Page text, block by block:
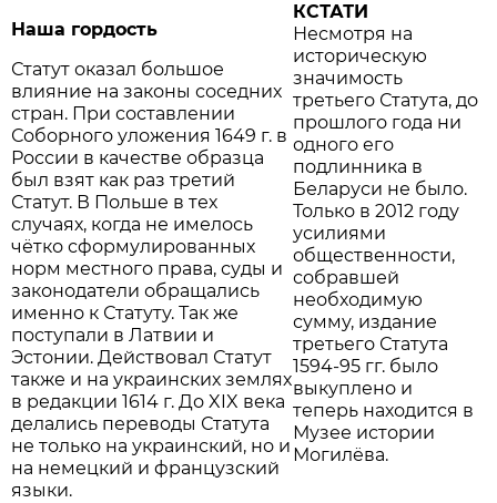
КСТАТИ
Несмотря на
историческую
значимость
третьего Статута, до
прошлого года ни
одного его
подлинника в
Беларуси не было.
Только в 2012 году
усилиями
общественности,
собравшей
необходимую
сумму, издание
третьего Статута
1594-95 гг. было
выкуплено и
теперь находится в
Музее истории
Могилёва.
Наша гордость
Статут оказал большое
влияние на законы соседних
стран. При составлении
Соборного уложения 1649 г. в
России в качестве образца
был взят как раз третий
Статут. В Польше в тех
случаях, когда не имелось
чётко сформулированных
норм местного права, суды и
законодатели обращались
именно к Статуту. Так же
поступали в Латвии и
Эстонии. Действовал Статут
также и на украинских землях
в редакции 1614 г. До XIX века
делались переводы Статута
не только на украинский, но и
на немецкий и французский
языки.